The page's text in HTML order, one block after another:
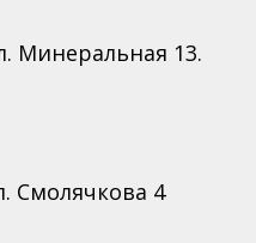
Минеральная 13.
Смолячкова 4